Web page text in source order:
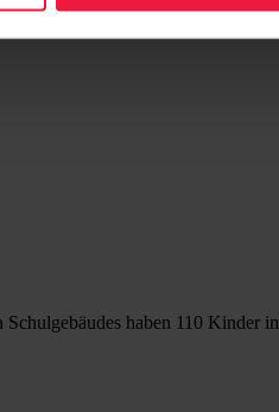
haben 110 Kinder